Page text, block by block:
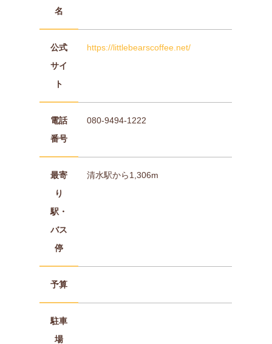
名
公式
サイ
ト
https://littlebearscoffee.net/
電話
番号
080-9494-1222
最寄
り
駅・
バス
停
清水駅から1,306m
予算
駐車
場